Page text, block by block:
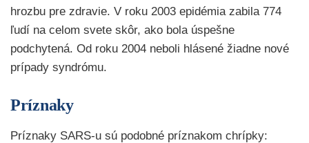
hrozbu pre zdravie. V roku 2003 epidémia zabila 774
ľudí na celom svete skôr, ako bola úspešne
podchytená. Od roku 2004 neboli hlásené žiadne nové
prípady syndrómu.
Príznaky
Príznaky SARS-u sú podobné príznakom chrípky: